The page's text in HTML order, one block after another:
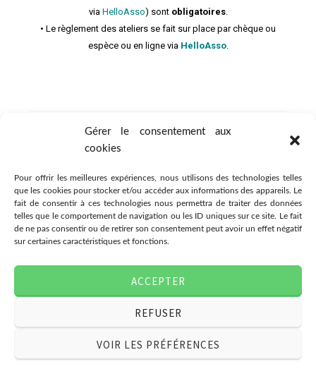
Gérer le consentement aux
cookies
Pour offrir les meilleures expériences, nous utilisons des technologies telles
que les cookies pour stocker et/ou accéder aux informations des appareils. Le
fait de consentir à ces technologies nous permettra de traiter des données
telles que le comportement de navigation ou les ID uniques sur ce site. Le fait
de ne pas consentir ou de retirer son consentement peut avoir un effet négatif
sur certaines caractéristiques et fonctions.
ACCEPTER
REFUSER
VOIR LES PRÉFÉRENCES
via HelloAsso) sont obligatoires.
• Le règlement des ateliers se fait sur place par chèque ou
espèce ou en ligne via HelloAsso.
78 rue Jeanne d'Arc, 76000
Rouen
associationcitemomes@gmail.com